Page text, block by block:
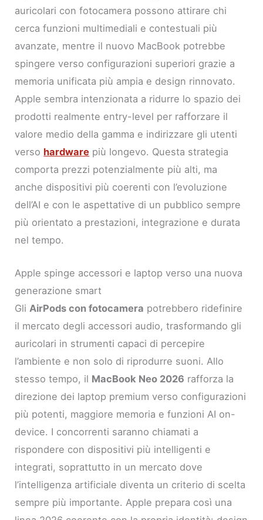
auricolari con fotocamera possono attirare chi
cerca funzioni multimediali e contestuali più
avanzate, mentre il nuovo MacBook potrebbe
spingere verso configurazioni superiori grazie a
memoria unificata più ampia e design rinnovato.
Apple sembra intenzionata a ridurre lo spazio dei
prodotti realmente entry-level per rafforzare il
valore medio della gamma e indirizzare gli utenti
verso hardware più longevo. Questa strategia
comporta prezzi potenzialmente più alti, ma
anche dispositivi più coerenti con l’evoluzione
dell’AI e con le aspettative di un pubblico sempre
più orientato a prestazioni, integrazione e durata
nel tempo.
Apple spinge accessori e laptop verso una nuova
generazione smart
GliAirPods con fotocamera potrebbero ridefinire
il mercato degli accessori audio, trasformando gli
auricolari in strumenti capaci di percepire
l’ambiente e non solo di riprodurre suoni. Allo
stesso tempo, il MacBook Neo 2026 rafforza la
direzione dei laptop premium verso configurazioni
più potenti, maggiore memoria e funzioni AI on-
device. I concorrenti saranno chiamati a
rispondere con dispositivi più intelligenti e
integrati, soprattutto in un mercato dove
l’intelligenza artificiale diventa un criterio di scelta
sempre più importante. Apple prepara così una